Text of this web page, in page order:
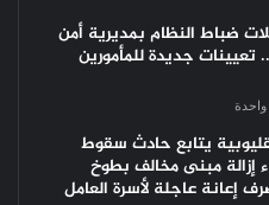
ضباط النظام بمديرية أمن
تعيينات جديدة للمأمورين
يتابع حادث سقوط
إزالة مبنى مخالف بطوخ
إعانة عاجلة لأسرة العامل